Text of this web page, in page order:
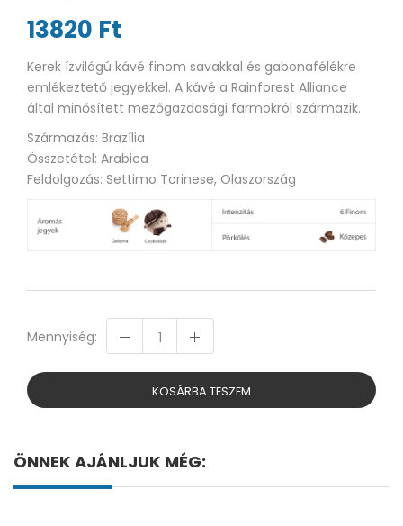
13820 Ft
Kerek ízvilágú kávé finom savakkal és gabonafélékre
emlékeztető jegyekkel. A kávé a Rainforest Alliance
által minősített mezőgazdasági farmokról származik.
Származás: Brazília
Összetétel: Arabica
Feldolgozás: Settimo Torinese, Olaszország
Mennyiség:
KOSÁRBA TESZEM
ÖNNEK AJÁNLJUK MÉG: